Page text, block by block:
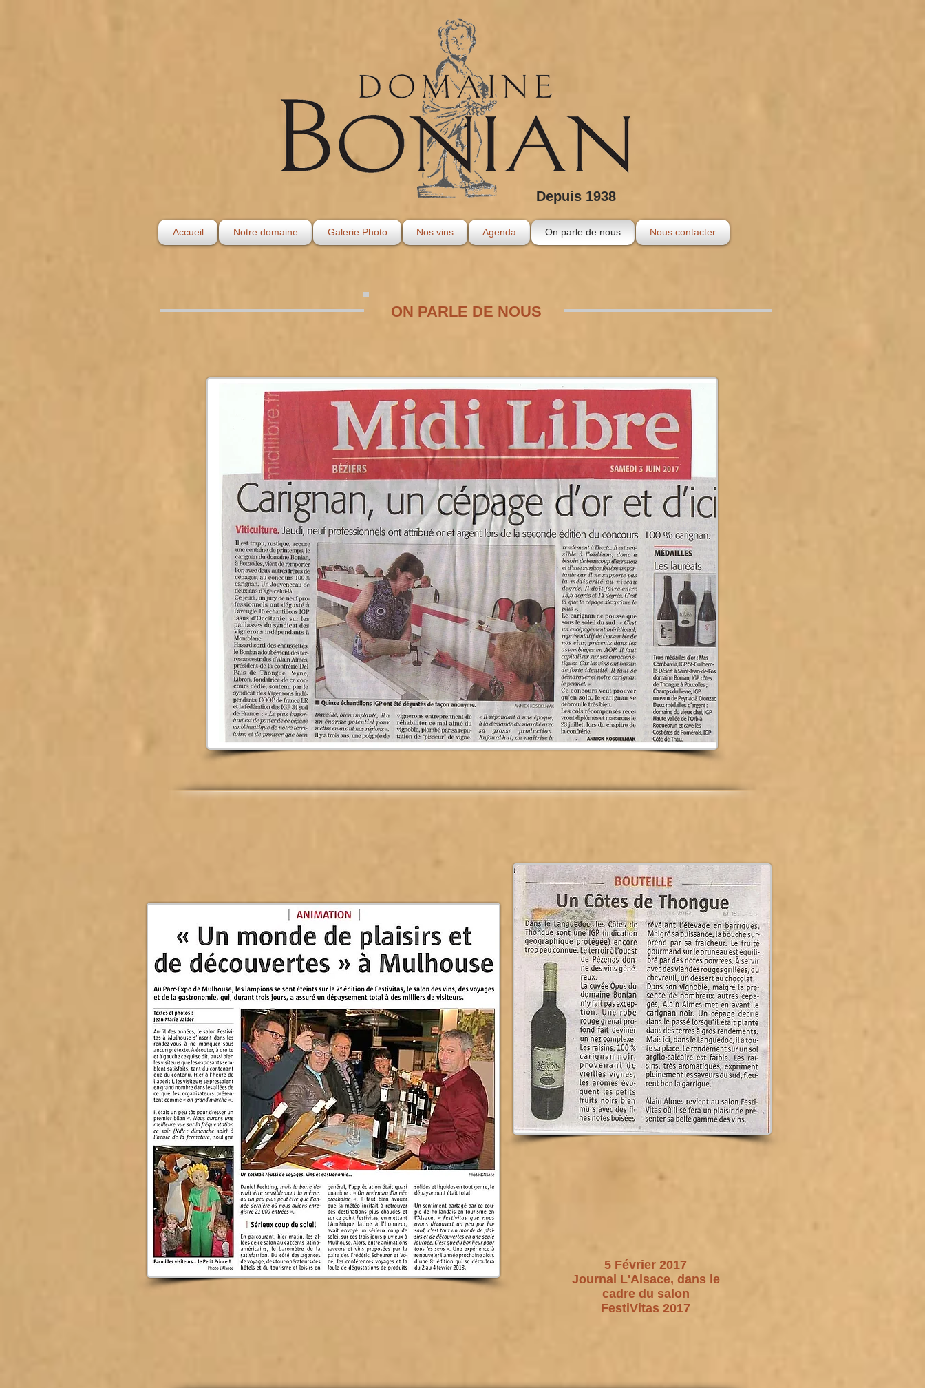
Depuis 1938
Accueil Notre domaine Galerie Photo Nos vins Agenda On parle de nous Nous contacter
ON PARLE DE NOUS
5 Février 2017
Journal L'Alsace, dans le
cadre du salon
FestiVitas 2017